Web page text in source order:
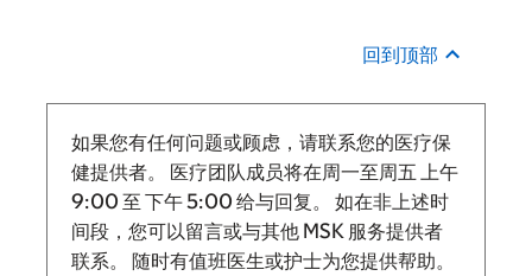
回到顶部
如果您有任何问题或顾虑，请联系您的医疗保
健提供者。 医疗团队成员将在周一至周五 上午
9:00 至 下午 5:00 给与回复。
如在非上述时
间段，您可以留言或与其他 MSK 服务提供者
联系。 随时有值班医生或护士为您提供帮助。